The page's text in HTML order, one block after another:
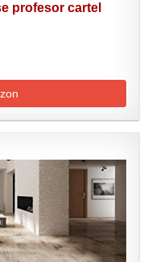
profesor cartel